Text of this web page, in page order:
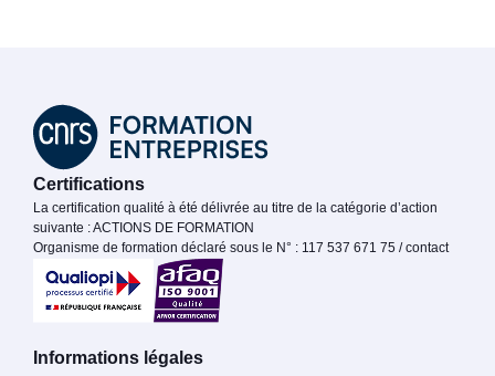
Certifications
La certification qualité à été délivrée au titre de la catégorie d’action
suivante : ACTIONS DE FORMATION
Organisme de formation déclaré sous le N° : 117 537 671 75 / contact
Informations légales